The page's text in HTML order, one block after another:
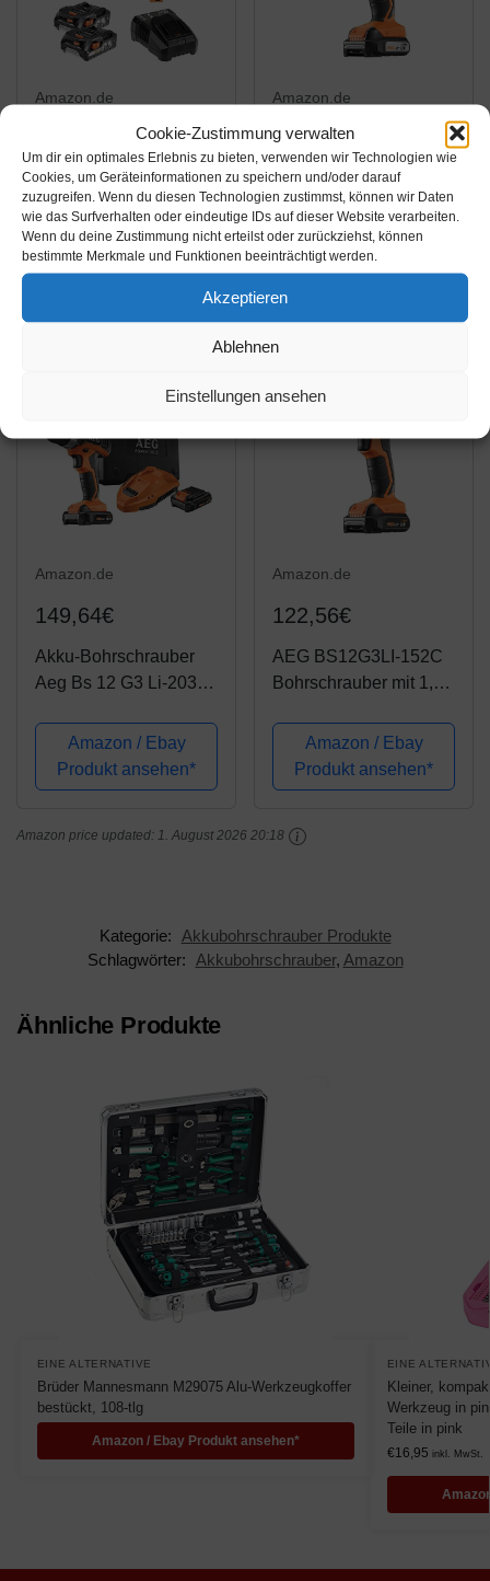
Cookie-Zustimmung verwalten
Um dir ein optimales Erlebnis zu bieten, verwenden wir Technologien wie
Cookies, um Geräteinformationen zu speichern und/oder darauf
zuzugreifen. Wenn du diesen Technologien zustimmst, können wir Daten
wie das Surfverhalten oder eindeutige IDs auf dieser Website verarbeiten.
Wenn du deine Zustimmung nicht erteilst oder zurückziehst, können
bestimmte Merkmale und Funktionen beeinträchtigt werden.
Akzeptieren
Ablehnen
Einstellungen ansehen
Amazon.de
AEG BS18C2XLI-202C
Akku Bohrschrauber 18
V, kompakte Bauweise
(Länge 202 mm), mit
Amazon / Ebay
Amazon.de
165,41€
AEG BSB12G3LI-202C
Akku-
Schlagbohrschrauber,
12V, mit 2 Akkus 2,0
Amazon / Ebay
Amazon.de
149,64€
Akku-Bohrschrauber
Aeg Bs 12 G3 Li-203c
Amazon / Ebay
Produkt ansehen*
Amazon.de
122,56€
AEG BS12G3LI-152C
Bohrschrauber mit 1,5
Ladegerät, 12 V, 10
mm Bohrfutter, mit
Koffer-BS12G3LI-152C
Amazon / Ebay
Produkt ansehen*
Amazon price updated: 1. August 2026 20:18
Kategorie:
Akkubohrschrauber Produkte
Schlagwörter:
Akkubohrschrauber, Amazon
Ähnliche Produkte
EINE ALTERNATIVE
Brüder Mannesmann M29075 Alu-Werkzeugkoffer
bestückt, 108-tlg
Amazon / Ebay Produkt ansehen*
EINE
Kleiner,
Werkzeug in
Teile in pink
€16,95 inkl. MwSt.